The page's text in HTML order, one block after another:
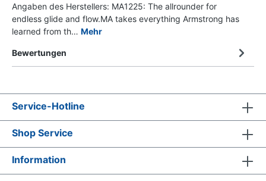
Angaben des Herstellers: MA1225: The allrounder for
endless glide and flow.MA takes everything Armstrong has
learned from th… Mehr
Bewertungen
Service-Hotline
Shop Service
Information